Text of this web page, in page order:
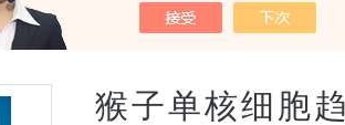
细胞趋化蛋白1（MCP-1/CCL2/MCAF）
猴子单核细胞